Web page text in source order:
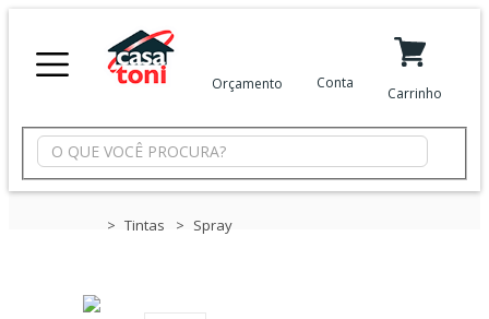
X
Minha Conta
Meus Favoritos
Departamentos
Orçamento Conta
Carrinho
Tintas Spray